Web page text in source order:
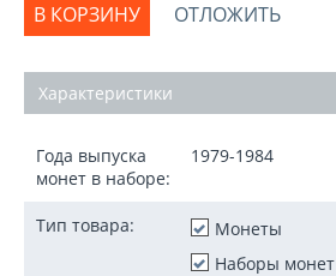
В КОРЗИНУ ОТЛОЖИТЬ
Характеристики
Года выпуска
монет в наборе:
1979-1984
Тип товара:
Монеты
Наборы монет